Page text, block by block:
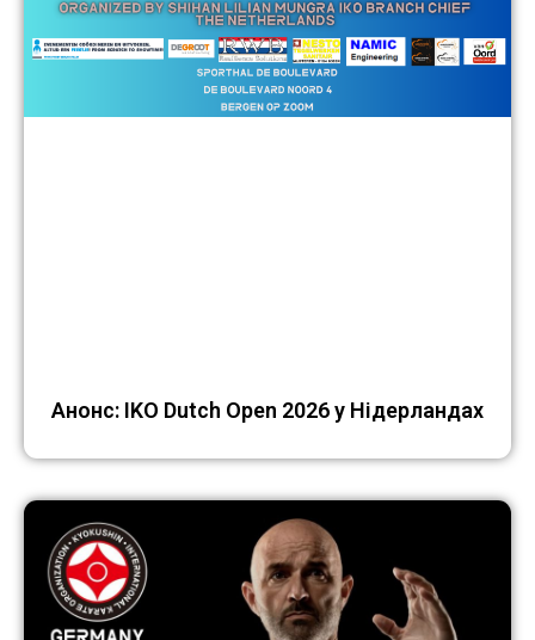
Анонс: IKO Dutch Open 2026 у Нідерландах